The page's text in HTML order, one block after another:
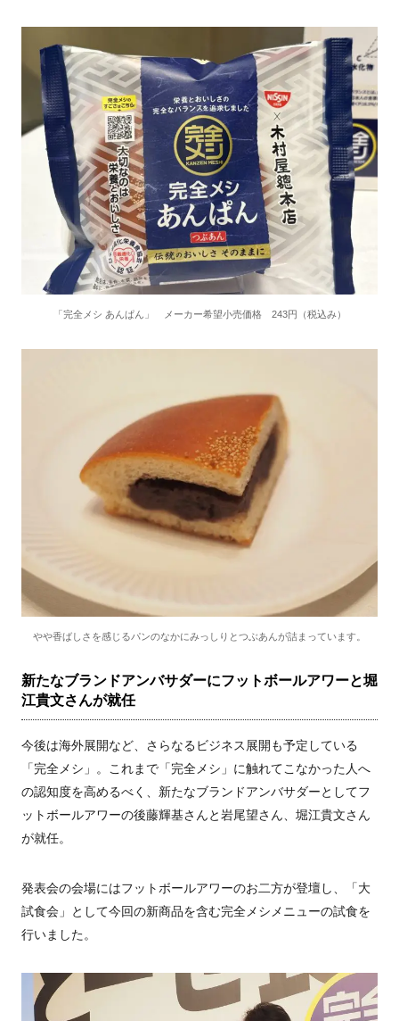
「完全メシ あんぱん」 メーカー希望小売価格 243円（税込み）
やや香ばしさを感じるパンのなかにみっしりとつぶあんが詰まっています。
新たなブランドアンバサダーにフットボールアワーと堀
江貴文さんが就任
今後は海外展開など、さらなるビジネス展開も予定している
「完全メシ」。これまで「完全メシ」に触れてこなかった人へ
の認知度を高めるべく、新たなブランドアンバサダーとしてフ
ットボールアワーの後藤輝基さんと岩尾望さん、堀江貴文さん
が就任。
発表会の会場にはフットボールアワーのお二方が登壇し、「大
試食会」として今回の新商品を含む完全メシメニューの試食を
行いました。